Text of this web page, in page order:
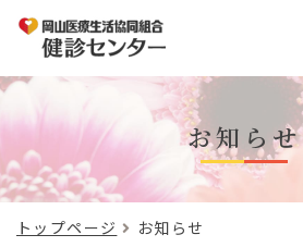
お知らせ
トップページ お知らせ